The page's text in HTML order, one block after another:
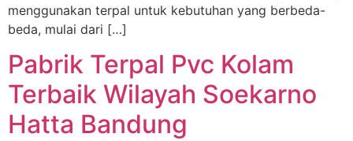
menggunakan terpal untuk kebutuhan yang berbeda-
beda, mulai dari […]
Pabrik Terpal Pvc Kolam
Terbaik Wilayah Soekarno
Hatta Bandung